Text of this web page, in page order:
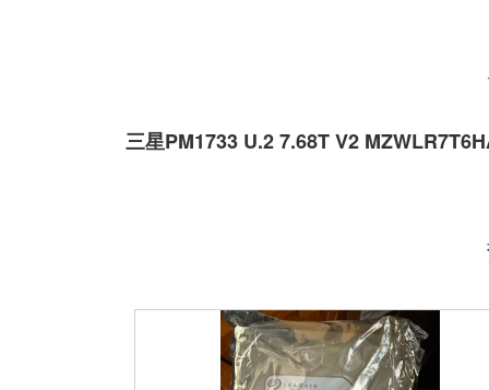
三星PM1733 U.2 7.68T V2